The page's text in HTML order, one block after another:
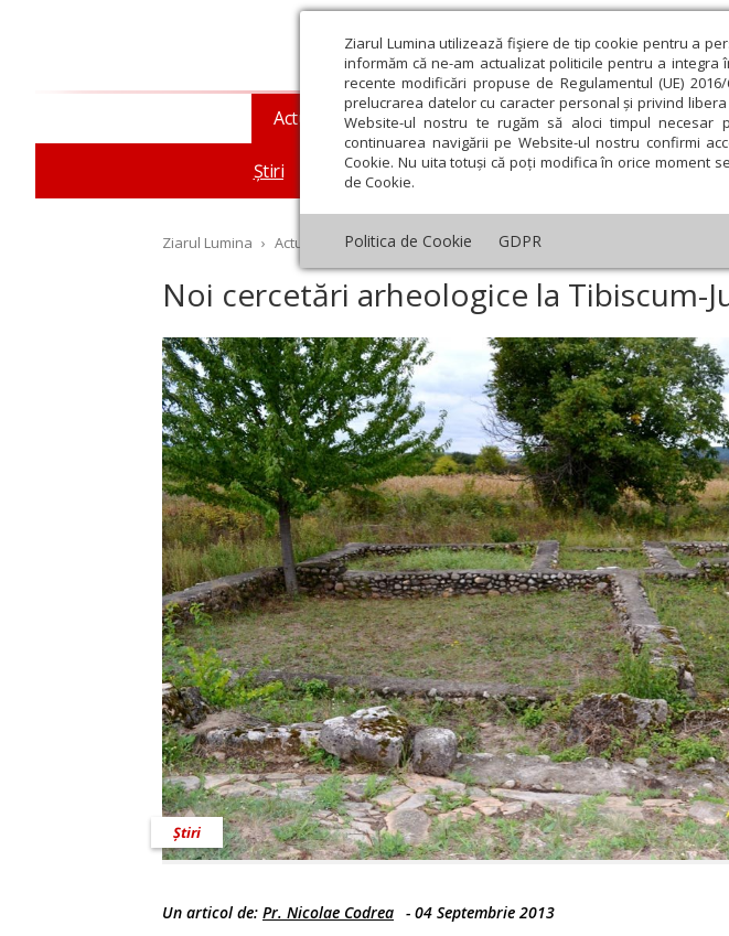
Ziarul Lumina utilizează fişiere de tip cookie pentru a
informăm că ne-am actualizat politicile pentru a
recente modificări propuse de Regulamentul (UE)
prelucrarea datelor cu caracter personal și privind
Website-ul nostru te rugăm să aloci timpul
continuarea navigării pe Website-ul nostru confirmi
Cookie. Nu uita totuși că poți modifica în orice moment
de Cookie.
Politica de Cookie GDPR
Actualitate religioasă
Știri Mesaje și cuvântări An omagial
Teologie și spiritualitate
Ziarul Lumina › Actualitate religioasă › Știri › Noi cercetări arheologice la Tibiscum-
Noi cercetări arheologice la Tibiscum-
Știri
Un articol de: Pr. Nicolae Codrea - 04 Septembrie 2013
Octombrie Noiembrie Decembrie Ianuarie Februarie Martie